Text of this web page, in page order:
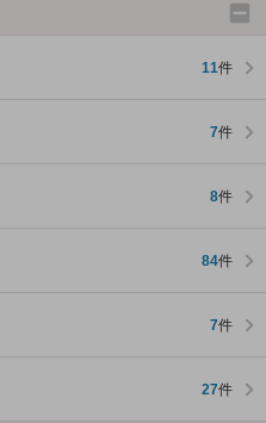
11件
7件
8件
84件
7件
27件